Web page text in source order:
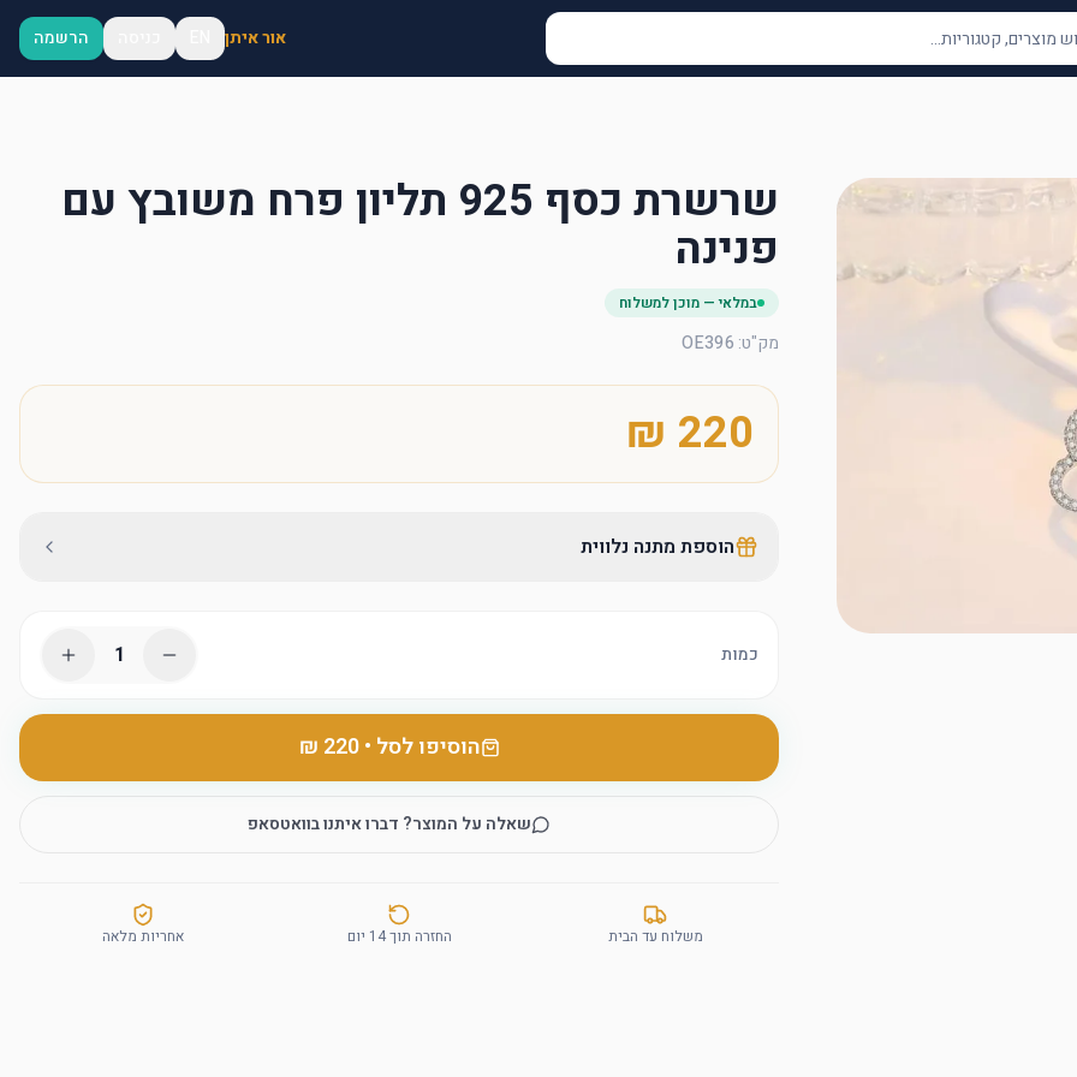
אור איתן הרשמה
שרשרת כסף 925 תליון פרח משובץ עם
פנינה
במלאי — מוכן למשלוח
מק"ט:
OE396
הוספת מתנה נלווית
כמות 1
הוסיפו לסל •
‏220 ₪
שאלה על המוצר? דברו איתנו בוואטסאפ
משלוח עד הבית החזרה תוך 14 יום אחריות מלאה